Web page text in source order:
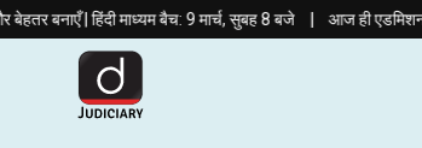
माध्यम बैच: 9 मार्च, सुबह 8 बजे|आज ही एडमिशन लें बिहार